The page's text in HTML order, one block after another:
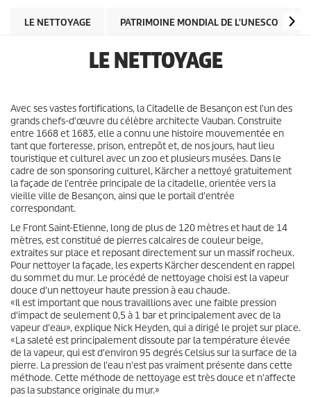
LE NETTOYAGE PATRIMOINE MONDIAL DE L'UNESCO
LE NETTOYAGE
Avec ses vastes fortifications, la Citadelle de Besançon est l'un des
grands chefs-d'œuvre du célèbre architecte Vauban. Construite
entre 1668 et 1683, elle a connu une histoire mouvementée en
tant que forteresse, prison, entrepôt et, de nos jours, haut lieu
touristique et culturel avec un zoo et plusieurs musées. Dans le
cadre de son sponsoring culturel, Kärcher a nettoyé gratuitement
la façade de l'entrée principale de la citadelle, orientée vers la
vieille ville de Besançon, ainsi que le portail d'entrée
correspondant.
Le Front Saint-Etienne, long de plus de 120 mètres et haut de 14
mètres, est constitué de pierres calcaires de couleur beige,
extraites sur place et reposant directement sur un massif rocheux.
Pour nettoyer la façade, les experts Kärcher descendent en rappel
du sommet du mur. Le procédé de nettoyage choisi est la vapeur
douce d'un nettoyeur haute pression à eau chaude.
«Il est important que nous travaillions avec une faible pression
d'impact de seulement 0,5 à 1 bar et principalement avec de la
vapeur d'eau», explique Nick Heyden, qui a dirigé le projet sur place.
«La saleté est principalement dissoute par la température élevée
de la vapeur, qui est d'environ 95 degrés Celsius sur la surface de la
pierre. La pression de l'eau n'est pas vraiment présente dans cette
méthode. Cette méthode de nettoyage est très douce et n'affecte
pas la substance originale du mur.»